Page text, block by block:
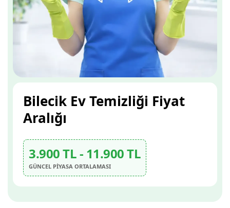
Bilecik Ev Temizliği Fiyat
Aralığı
3.900 TL - 11.900 TL
GÜNCEL PİYASA ORTALAMASI